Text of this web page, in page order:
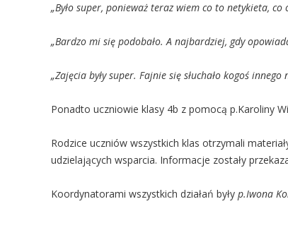
„Było super, ponieważ teraz wiem co to netykieta,
„Bardzo mi się podobało. A najbardziej, gdy
„Zajęcia były super. Fajnie się słuchało kogoś innego
Ponadto uczniowie klasy 4b z pomocą p.Karoliny
Rodzice uczniów wszystkich klas otrzymali
udzielających wsparcia. Informacje zostały
Koordynatorami wszystkich działań były p.Iwona